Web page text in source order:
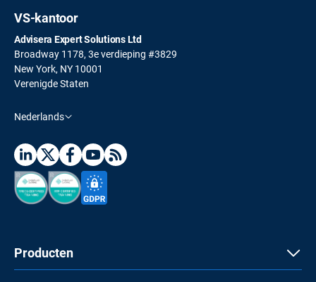
VS-kantoor
Advisera Expert Solutions Ltd
Broadway 1178, 3e verdieping #3829
New York, NY 10001
Verenigde Staten
Nederlands
Producten